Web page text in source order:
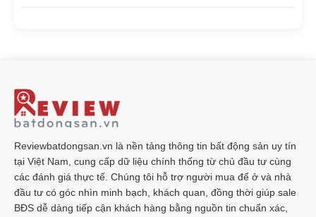
Reviewbatdongsan.vn là nền tảng thông tin bất động sản uy tín
tại Việt Nam, cung cấp dữ liệu chính thống từ chủ đầu tư cùng
các đánh giá thực tế. Chúng tôi hỗ trợ người mua để ở và nhà
đầu tư có góc nhìn minh bạch, khách quan, đồng thời giúp sale
BĐS dễ dàng tiếp cận khách hàng bằng nguồn tin chuẩn xác,